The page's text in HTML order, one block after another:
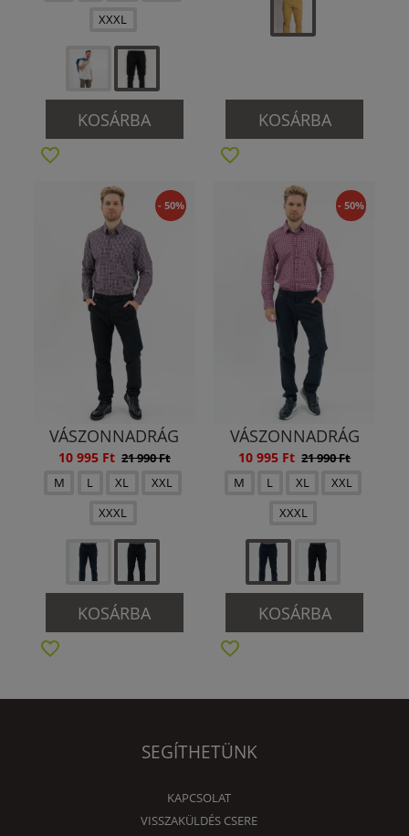
XXXL
KOSÁRBA KOSÁRBA
- 50%
VÁSZONNADRÁG
10 995 Ft 21 990 Ft
M
L XL
XXL
XXXL
KOSÁRBA
- 50%
VÁSZONNADRÁG
10 995 Ft 21 990 Ft
M
L XL
XXL
XXXL
KOSÁRBA
SEGÍTHETÜNK
KAPCSOLAT
VISSZAKÜLDÉS CSERE